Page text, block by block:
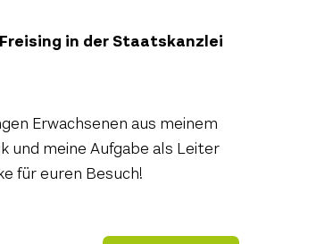
in der Staatskanzlei
Erwachsenen aus meinem
und meine Aufgabe als Leiter
für euren Besuch!